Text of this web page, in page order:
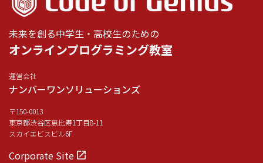
未来を創る中学生・高校生のための
オンラインプログラミング教室
運営会社
ナンバーワンソリューションズ
〒150-0013
東京都渋谷区恵比寿1丁目8-11
スカイエビスビル6F
Corporate Site